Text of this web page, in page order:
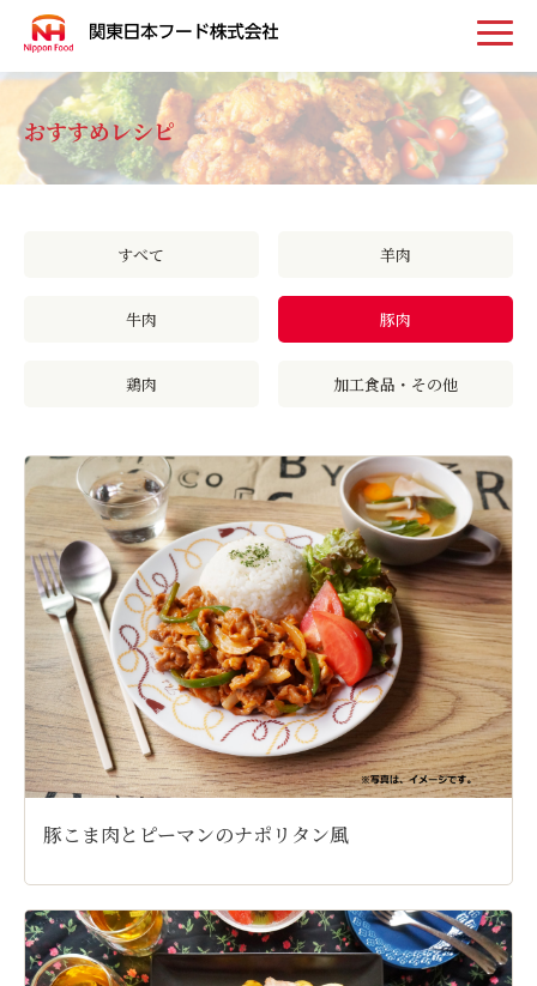
トップ
事業案内
採用情報 お問い合わせ
おすすめレシピ
すべて 羊肉
牛肉 豚肉
鶏肉 加工食品・その他
豚こま肉とピーマンのナポリタン風